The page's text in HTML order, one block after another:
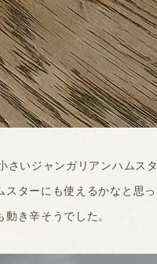
いジャンガリアンハムス
ターにも使えるかなと思
き辛そうでした。